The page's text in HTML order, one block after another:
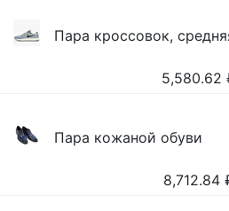
Пара кроссовок,
5,580.62
Пара кожаной обуви
8,712.84